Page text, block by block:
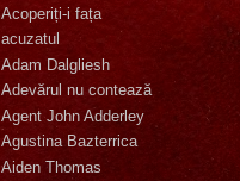
Acoperiți-i fața
acuzatul
Adam Dalgliesh
Adevărul nu contează
Agent John Adderley
Agustina Bazterrica
Aiden Thomas